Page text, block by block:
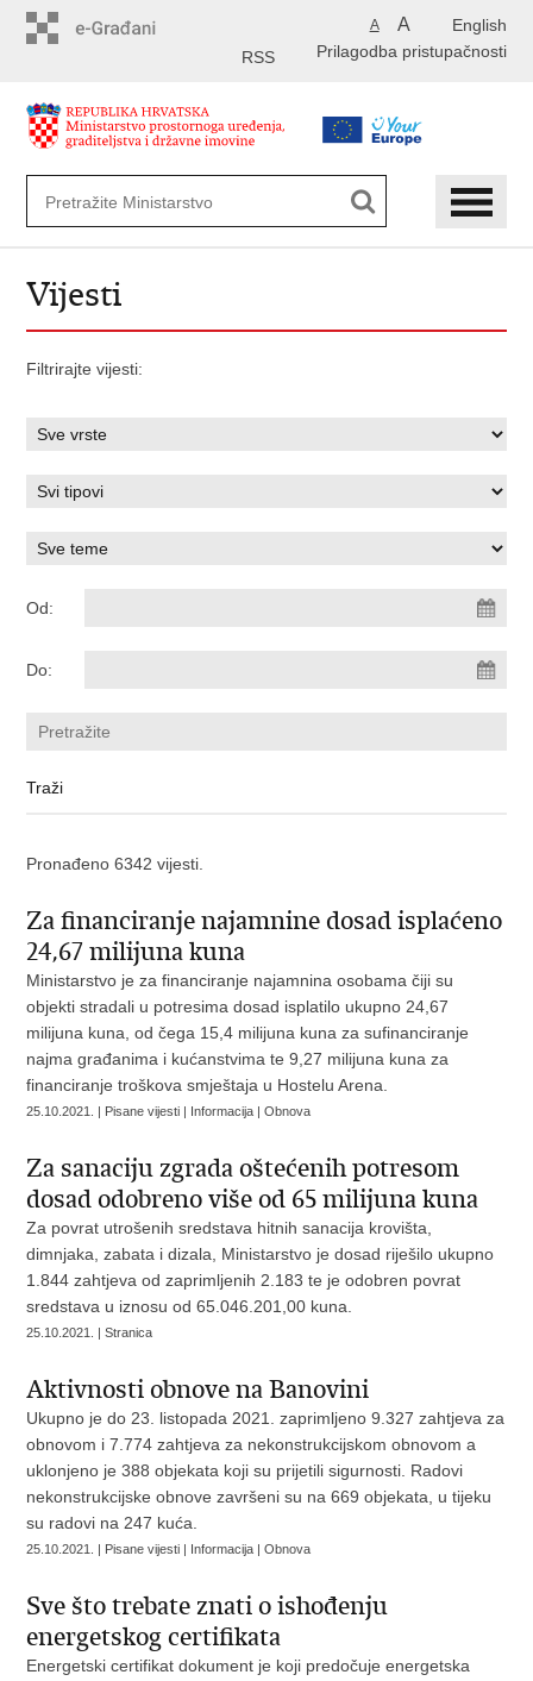
English
A A
Prilagodba pristupačnosti
RSS
Vijesti
Filtrirajte vijesti:
Od:
Do:
Pronađeno 6342 vijesti.
Za financiranje najamnine dosad isplaćeno
24,67 milijuna kuna
Ministarstvo je za financiranje najamnina osobama čiji su
objekti stradali u potresima dosad isplatilo ukupno 24,67
milijuna kuna, od čega 15,4 milijuna kuna za sufinanciranje
najma građanima i kućanstvima te 9,27 milijuna kuna za
financiranje troškova smještaja u Hostelu Arena.
25.10.2021. | Pisane vijesti | Informacija | Obnova
Za sanaciju zgrada oštećenih potresom
dosad odobreno više od 65 milijuna kuna
Za povrat utrošenih sredstava hitnih sanacija krovišta,
dimnjaka, zabata i dizala, Ministarstvo je dosad riješilo ukupno
1.844 zahtjeva od zaprimljenih 2.183 te je odobren povrat
sredstava u iznosu od 65.046.201,00 kuna.
25.10.2021. | Stranica
Aktivnosti obnove na Banovini
Ukupno je do 23. listopada 2021. zaprimljeno 9.327 zahtjeva za
obnovom i 7.774 zahtjeva za nekonstrukcijskom obnovom a
uklonjeno je 388 objekata koji su prijetili sigurnosti. Radovi
nekonstrukcijske obnove završeni su na 669 objekata, u tijeku
su radovi na 247 kuća.
25.10.2021. | Pisane vijesti | Informacija | Obnova
​Sve što trebate znati o ishođenju
energetskog certifikata
Energetski certifikat dokument je koji predočuje energetska